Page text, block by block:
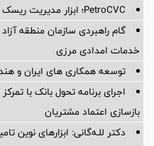
PetroCVC؛ ابزار مدیریت ریسک فناوری برای هلدینگ
گام راهبردی سازمان منطقه
خدمات امدادی مرزی
توسعه همکاری های ایران و
اجرای برنامه تحول بانک با
بازسازی اعتماد مشتریان
دکتر للـه‌گانی: ابزارهای نوین